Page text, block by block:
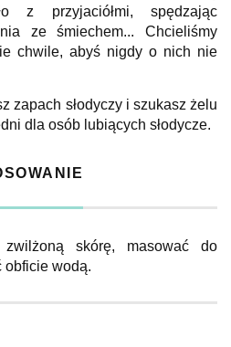
z przyjaciółmi, spędzając
ze śmiechem... Chcieliśmy
chwile, abyś nigdy o nich nie
zapach słodyczy i szukasz żelu
dla osób lubiących słodycze.
zwilżoną skórę, masować do
obficie wodą.